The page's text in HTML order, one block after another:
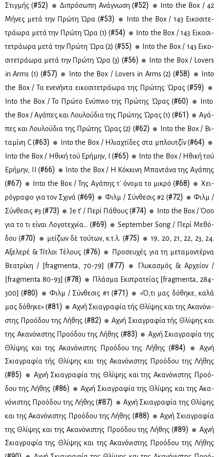
Στιγ­μής (#52) Δι­πρό­σω­πη Ανά­γνω­ση (#52)
Into the Box / 42
Μή­νες με­τά την Πρώ­τη Ώρα (#53)
Into the Box / 143 Ει­κο­σι­τε­
τρά­ω­ρα με­τά την Πρώ­τη Ώρα (1) (#54)
Into the Box / 143 Ει­κο­σι­
τε­τρά­ω­ρα με­τά την Πρώ­τη Ώρα (2) (#55)
Into the Box / 143 Ει­κο­
σι­τε­τρά­ω­ρα με­τά την Πρώ­τη Ώρα (3) (#56)
Into the Box / Lovers
in Arms (1) (#57) Into the Box / Lovers in Arms (2) (#58)
Into
the Box / Τα ενε­νή­ντα ει­κο­σι­τε­τρά­ω­ρα της Πρώ­της Ώρας (#59)
Into the Box / Το Πρώ­το Ενύ­πνιο της Πρώ­της Ώρας (#60)
Into
the Box / Αγά­πες και Λου­λού­δια της Πρώ­της Ώρας (1) (#61)
Αγά­
πες και Λου­λού­δια της Πρώ­της Ώρας (2) (#62)
Into the Box / Βι­
τα­μί­νη C (#63) Into the Box / Ηλια­χτί­δες στα μπλου­τζίν (#64)
Into the Box / Ηθι­κή τού Ερή­μην, Ι (#65)
Into the Box / Ηθι­κή τού
Ερή­μην, ΙΙ (#66)
Into the Box / Η Κόκ­κι­νη Μπα­ντά­να της Αγά­πης
(#67) Into the Box / Της Αγά­πης τ᾽ όνο­μα το μι­κρό (#68)
Χει­
ρό­γρα­φο για τον Σχι­νά (#69) Φιλμ / Σύν­θε­σις #2 (#72)
Φιλμ /
Σύν­θε­σις #3 (#73) Je t’ / Πε­ρί Πά­θους (#74)
Into the Box / Όσο
για το τι εί­ναι Λο­γο­τε­χνία... (#69)
September Song / Πε­ρί Με­θό­
δου (#70) μεί­ζων δὲ τού­των, κ.τ.λ. (#75)
19, 20, 21, 22, 23, 24.
Αξε­λε­ρέ & Τί­τλοι Τέ­λους (#76)
Προ­σευ­χές για τη με­τα­μο­ντέρ­να
Βε­α­τρί­κη / [fragmenta, 70-79] (#77)
Γλυ­κα­σμός & Αρ­χεί­ον /
[fragmenta 80-93] (#78)
Πλά­σμα Εκ­στρα­τεί­ας [fragmenta, 284-
300] (#80) Φιλμ / Σύν­θε­σις #1 (#71)
«Ό,τι μας δό­θη­κε, κα­λά
μας δό­θη­κε» (#81)
Αχνή Σκια­γρα­φία τής Θλί­ψης και της Ακα­νό­νι­
στης Προ­ό­δου της Λή­θης (#82)
Αχνή Σκια­γρα­φία τής Θλί­ψης και
της Ακα­νό­νι­στης Προ­ό­δου της Λή­θης (#83)
Αχνή Σκια­γρα­φία της
Θλί­ψης και της Ακα­νό­νι­στης Προ­ό­δου της Λή­θης (#84)
Αχνή
Σκια­γρα­φία τής Θλί­ψης και της Ακα­νό­νι­στης Προ­ό­δου της Λή­θης
(#85)
Αχνή Σκια­γρα­φία της Θλί­ψης και της Ακα­νό­νι­στης Προ­ό­
δου της Λή­θης (#86)
Αχνή Σκια­γρα­φία της Θλί­ψης και της Ακα­
νό­νι­στης Προ­ό­δου της Λή­θης (#87)
Αχνή Σκια­γρα­φία της Θλί­ψης
και της Ακα­νό­νι­στης Προ­ό­δου της Λή­θης (#88)
Αχνή Σκια­γρα­φία
της Θλί­ψης και της Ακα­νό­νι­στης Προ­ό­δου της Λή­θης (#89)
Αχνή
Σκια­γρα­φία της Θλί­ψης και της Ακα­νό­νι­στης Προ­ό­δου της Λή­θης